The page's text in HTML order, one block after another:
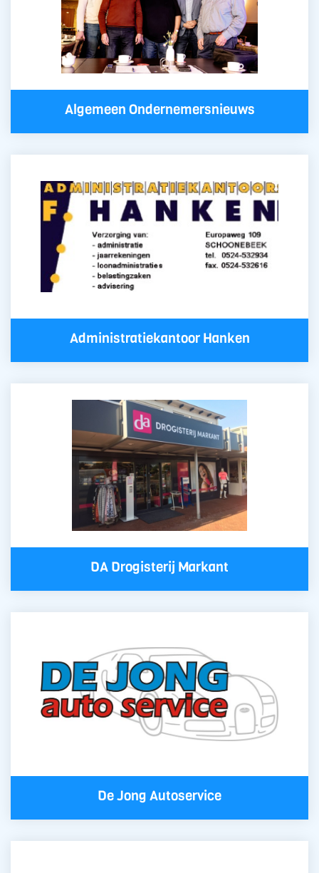
Algemeen Ondernemersnieuws
Administratiekantoor Hanken
DA Drogisterij Markant
De Jong Autoservice